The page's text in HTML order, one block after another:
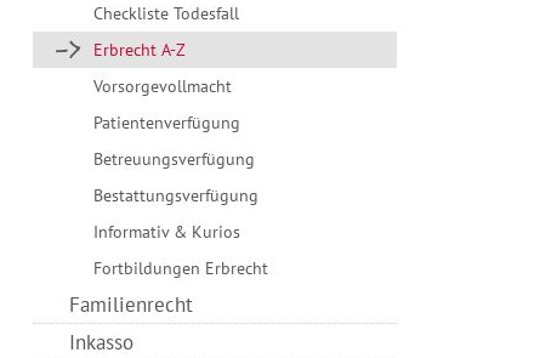
Checkliste Todesfall
Erbrecht A-Z
Vorsorgevollmacht
Patientenverfügung
Betreuungsverfügung
Bestattungsverfügung
Informativ & Kurios
Fortbildungen Erbrecht
Familienrecht
Inkasso